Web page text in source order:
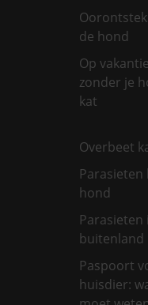
de hond
Op vakantie
zonder je
kat
Overbeet
Parasieten
hond
Parasieten
buitenland
Paspoort
huisdier: